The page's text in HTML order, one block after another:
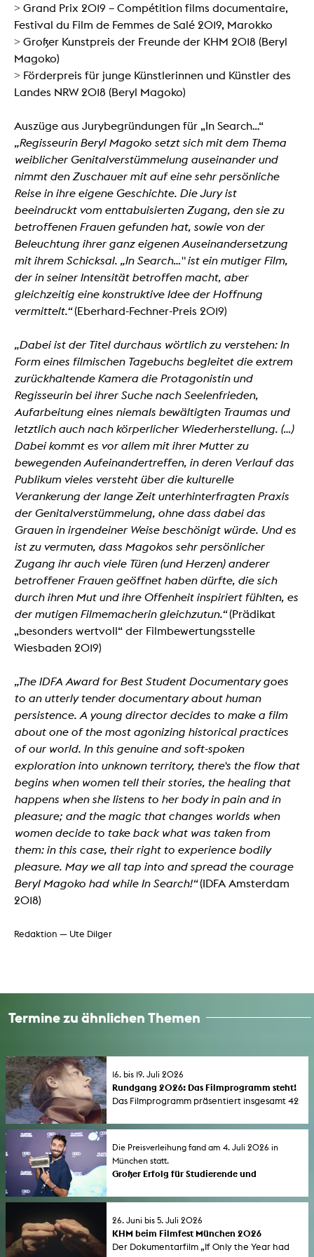
> Grand Prix 2019 – Compétition films documentaire,
Festival du Film de Femmes de Salé 2019, Marokko
> Großer Kunstpreis der Freunde der KHM 2018 (Beryl
Magoko)
> Förderpreis für junge Künstlerinnen und Künstler des
Landes NRW 2018 (Beryl Magoko)
Auszüge aus Jurybegründungen für „In Search…“
„Regisseurin Beryl Magoko setzt sich mit dem Thema
weiblicher Genitalverstümmelung auseinander und
nimmt den Zuschauer mit auf eine sehr persönliche
Reise in ihre eigene Geschichte. Die Jury ist
beeindruckt vom enttabuisierten Zugang, den sie zu
betroffenen Frauen gefunden hat, sowie von der
Beleuchtung ihrer ganz eigenen Auseinandersetzung
mit ihrem Schicksal. „In Search…" ist ein mutiger Film,
der in seiner Intensität betroffen macht, aber
gleichzeitig eine konstruktive Idee der Hoffnung
vermittelt.“(Eberhard-Fechner-Preis 2019)
„Dabei ist der Titel durchaus wörtlich zu verstehen: In
Form eines filmischen Tagebuchs begleitet die extrem
zurückhaltende Kamera die Protagonistin und
Regisseurin bei ihrer Suche nach Seelenfrieden,
Aufarbeitung eines niemals bewältigten Traumas und
letztlich auch nach körperlicher Wiederherstellung. (…)
Dabei kommt es vor allem mit ihrer Mutter zu
bewegenden Aufeinandertreffen, in deren Verlauf das
Publikum vieles versteht über die kulturelle
Verankerung der lange Zeit unterhinterfragten Praxis
der Genitalverstümmelung, ohne dass dabei das
Grauen in irgendeiner Weise beschönigt würde. Und es
ist zu vermuten, dass Magokos sehr persönlicher
Zugang ihr auch viele Türen (und Herzen) anderer
betroffener Frauen geöffnet haben dürfte, die sich
durch ihren Mut und ihre Offenheit inspiriert fühlten, es
der mutigen Filmemacherin gleichzutun.“(Prädikat
„besonders wertvoll“ der Filmbewertungsstelle
Wiesbaden 2019)
„The IDFA Award for Best Student Documentary goes
to an utterly tender documentary about human
persistence. A young director decides to make a film
about one of the most agonizing historical practices
of our world. In this genuine and soft-spoken
exploration into unknown territory, there's the flow that
begins when women tell their stories, the healing that
happens when she listens to her body in pain and in
pleasure; and the magic that changes worlds when
women decide to take back what was taken from
them: in this case, their right to experience bodily
pleasure. May we all tap into and spread the courage
Beryl Magoko had while In Search!“(IDFA Amsterdam
2018)
Redaktion — Ute Dilger
Termine zu ähnlichen Themen
16. bis 19. Juli 2026
Rundgang 2026: Das Filmprogramm steht!
Das Filmprogramm präsentiert insgesamt 42
Kunsthochschule für Medien Köln (KHM). Die
und im Filmforum NRW im Museum Ludwig
statt.
Die Preisverleihung fand am 4. Juli 2026 in
München statt.
Großer Erfolg für Studierende und
MÜNCHEN 2026
Year Had 364 Days” des KHM-Studenten
Almourad Aldeeb wurde vom Publikum als
bester internationaler Film mit dem
26. Juni bis 5. Juli 2026
KHM beim Filmfest München 2026
Der Dokumentarfilm „If Only the Year had